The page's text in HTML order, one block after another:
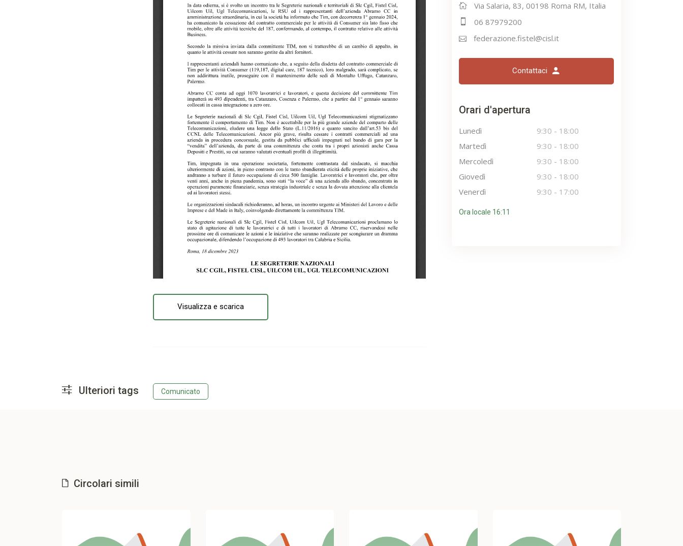
Visualizza e scarica
Ulteriori tags Comunicato
Via Salaria, 83, 00198 Roma RM, Italia
06 87979200
federazione.fistel@cisl.it
Contattaci
Orari d'apertura
Lunedì 9:30 - 18:00
Martedì
9:30 - 18:00
Mercoledì
9:30 - 18:00
Giovedì
9:30 - 18:00
Venerdì
9:30 - 17:00
Ora locale 16:11
Circolari simili